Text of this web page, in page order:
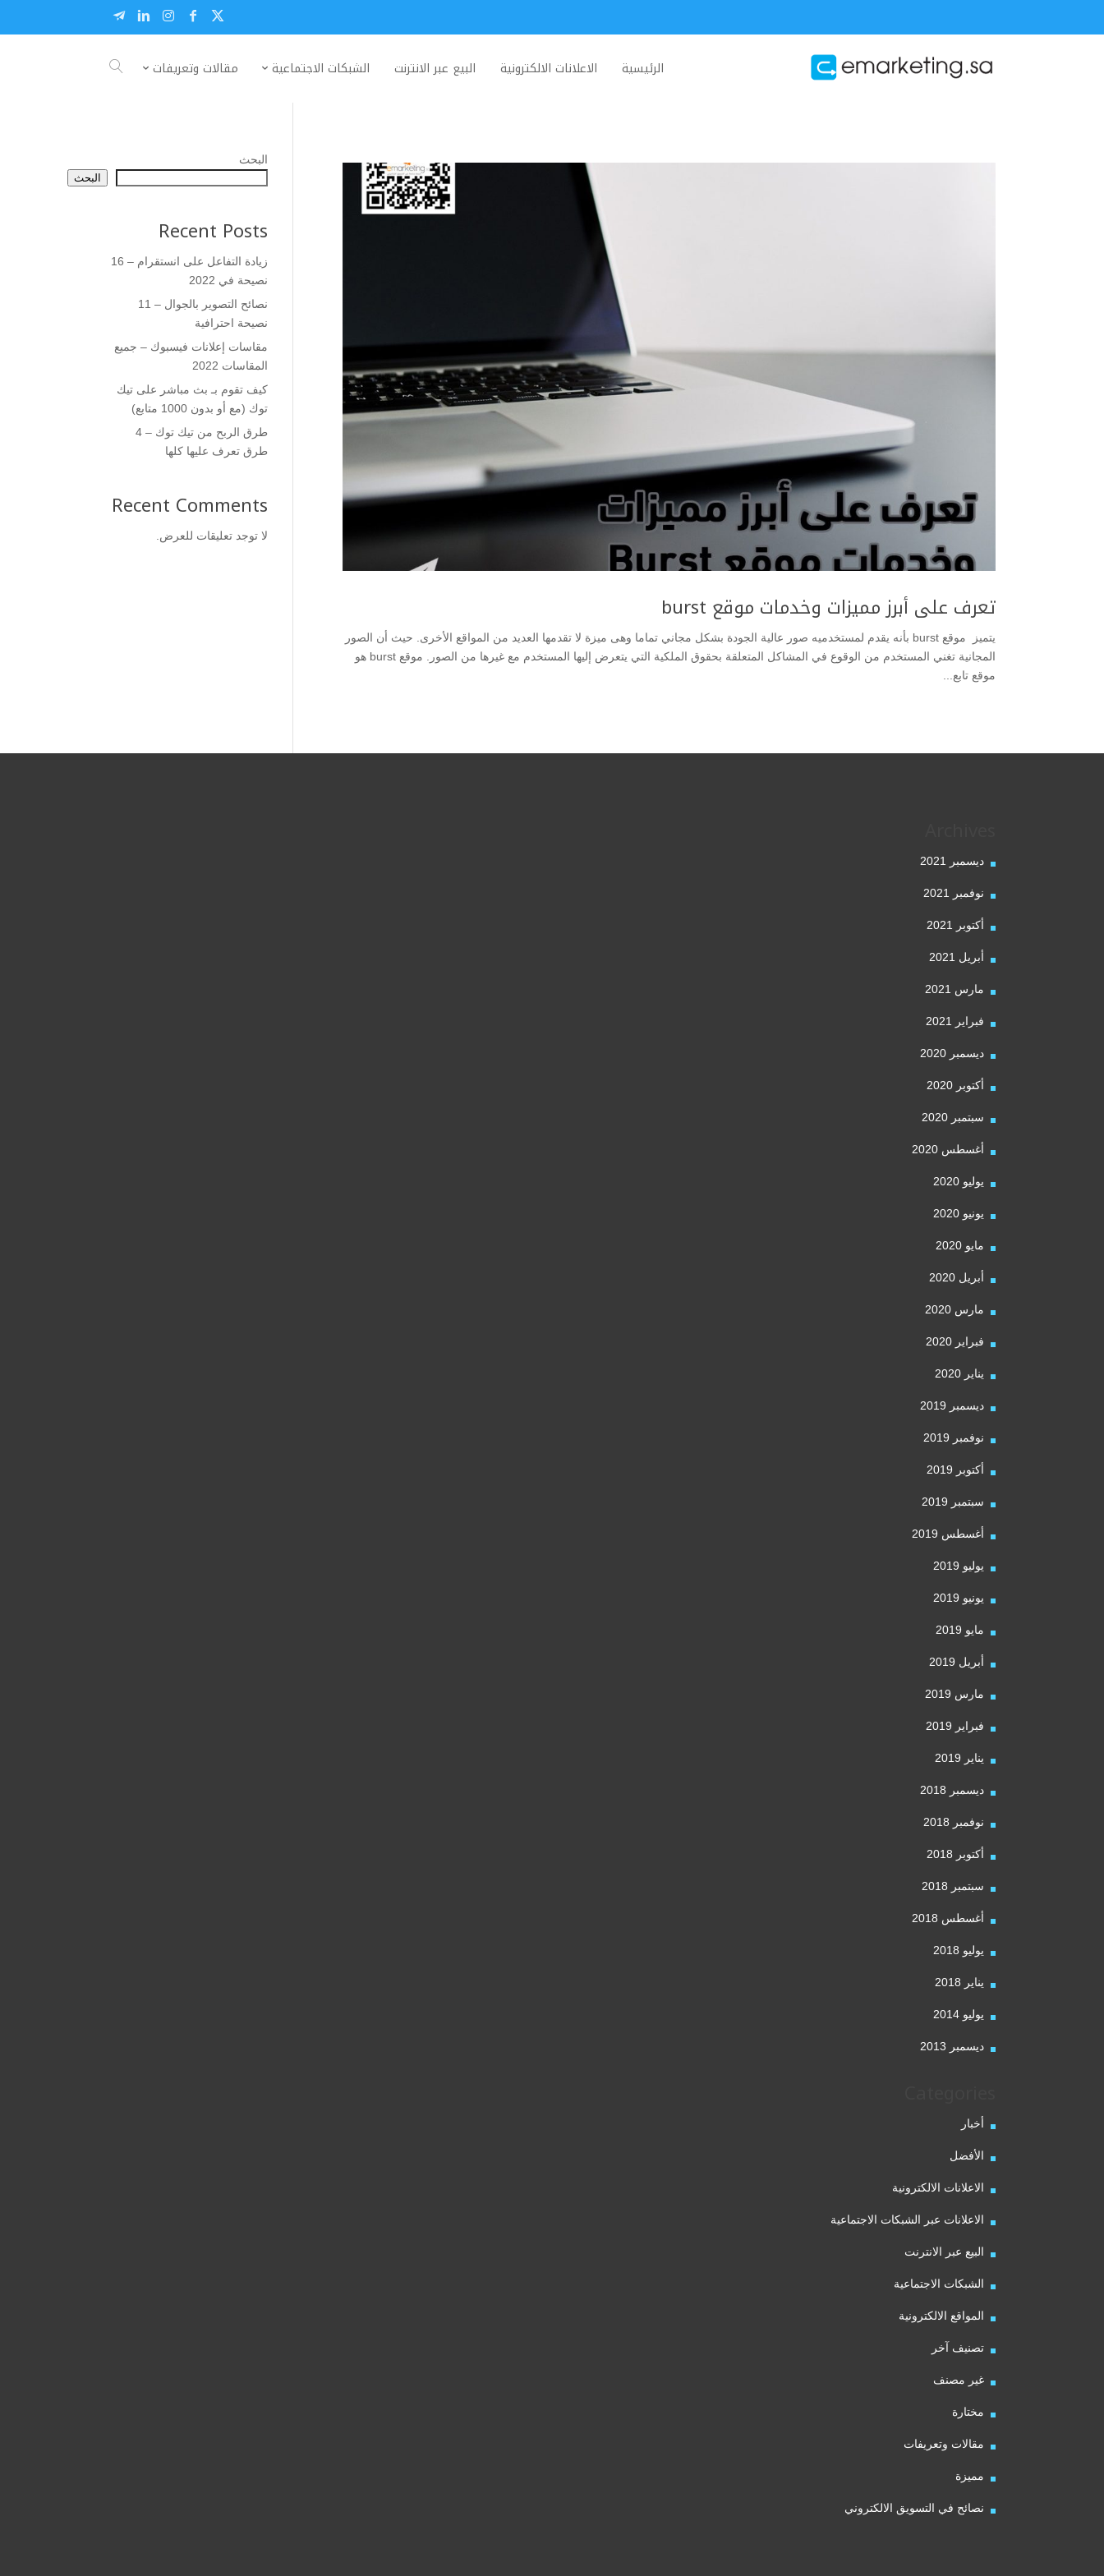
الرئيسية الاعلانات الالكترونية البيع عبر الانترنت الشبكات الاجتماعية مقالات وتعريفات
تعرف على أبرز مميزات وخدمات موقع burst
يتميز موقع burst بأنه يقدم لمستخدميه صور عالية الجودة بشكل مجاني تماما وهى ميزة لا تقدمها العديد من المواقع الأخرى. حيث أن الصور
المجانية تغني المستخدم من الوقوع في المشاكل المتعلقة بحقوق الملكية التي يتعرض إليها المستخدم مع غيرها من الصور. موقع burst هو
موقع تابع...
البحث
البحث
Recent Posts
زيادة التفاعل على انستقرام – 16
نصيحة في 2022
نصائح التصوير بالجوال – 11
نصيحة احترافية
مقاسات إعلانات فيسبوك – جميع
المقاسات 2022
كيف تقوم بـ بث مباشر على تيك
توك (مع أو بدون 1000 متابع)
طرق الربح من تيك توك – 4
طرق تعرف عليها كلها
Recent Comments
لا توجد تعليقات للعرض.
ديسمبر 2021
نوفمبر 2021
أكتوبر 2021
أبريل 2021
مارس 2021
فبراير 2021
ديسمبر 2020
أكتوبر 2020
سبتمبر 2020
أغسطس 2020
يوليو 2020
يونيو 2020
مايو 2020
أبريل 2020
مارس 2020
فبراير 2020
يناير 2020
ديسمبر 2019
نوفمبر 2019
أكتوبر 2019
سبتمبر 2019
أغسطس 2019
يوليو 2019
يونيو 2019
مايو 2019
أبريل 2019
مارس 2019
فبراير 2019
يناير 2019
ديسمبر 2018
نوفمبر 2018
أكتوبر 2018
سبتمبر 2018
أغسطس 2018
يوليو 2018
يناير 2018
يوليو 2014
ديسمبر 2013
أخبار
الأفضل
الاعلانات الالكترونية
الاعلانات عبر الشبكات الاجتماعية
البيع عبر الانترنت
الشبكات الاجتماعية
المواقع الالكترونية
تصنيف آخر
غير مصنف
مختارة
مقالات وتعريفات
مميزة
نصائح في التسويق الالكتروني